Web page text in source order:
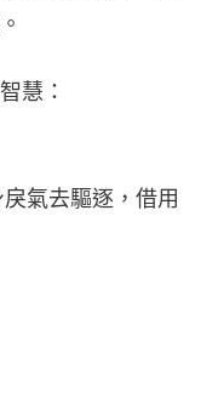
慧：
氣去驅逐，借用